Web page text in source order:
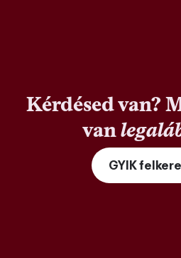
Kérdésed van?
van
GYIK